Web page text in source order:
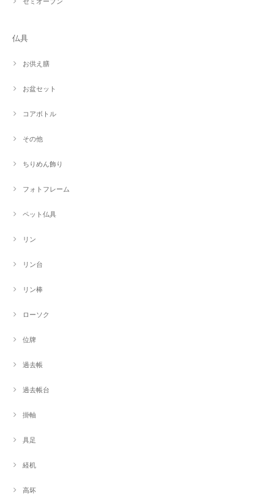
仏具
お供え膳
お盆セット
コアボトル
その他
ちりめん飾り
フォトフレーム
ペット仏具
リン
リン台
リン棒
ローソク
位牌
過去帳
過去帳台
掛軸
具足
経机
高坏